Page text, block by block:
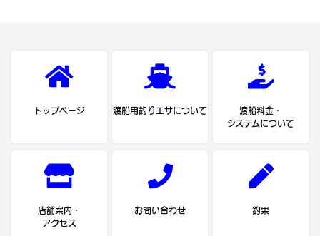
トップページ 渡船用釣りエサについて
渡船料金・
システムについて
店舗案内・
アクセス
お問い合わせ 釣果